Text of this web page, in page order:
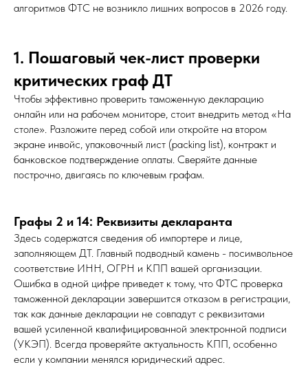
алгоритмов ФТС не возникло лишних вопросов в 2026 году.
1. Пошаговый чек-лист проверки
критических граф ДТ
Чтобы эффективно проверить таможенную декларацию
онлайн или на рабочем мониторе, стоит внедрить метод «На
столе». Разложите перед собой или откройте на втором
экране инвойс, упаковочный лист (packing list), контракт и
банковское подтверждение оплаты. Сверяйте данные
построчно, двигаясь по ключевым графам.
Графы 2 и 14: Реквизиты декларанта
Здесь содержатся сведения об импортере и лице,
заполняющем ДТ. Главный подводный камень - посимвольное
соответствие ИНН, ОГРН и КПП вашей организации.
Ошибка в одной цифре приведет к тому, что ФТС проверка
таможенной декларации завершится отказом в регистрации,
так как данные декларации не совпадут с реквизитами
вашей усиленной квалифицированной электронной подписи
(УКЭП). Всегда проверяйте актуальность КПП, особенно
если у компании менялся юридический адрес.